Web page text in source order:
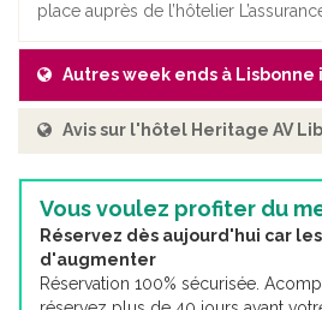
place auprès de l’hôtelier
Autres week ends à
Avis sur l'hôtel Heritage AV
Vous voulez profiter du
Réservez dès aujourd'hui car
d'augmenter
Réservation 100% sécurisée.